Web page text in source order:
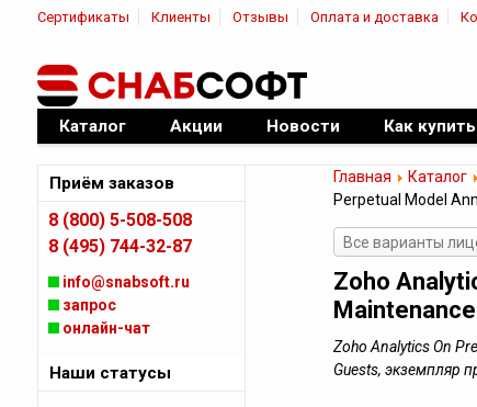
Сертификаты Клиенты Отзывы Оплата и доставка
Официальный дилер ПО
Каталог Акции Новости Как купить
Главная Каталог
Perpetual Model
Все варианты
Zoho
Zoho Analytics On
Guests, экземпляр
Приём заказов
8 (800) 5-508-508
8 (495) 744-32-87
info@snabsoft.ru
запрос
онлайн-чат
Наши статусы